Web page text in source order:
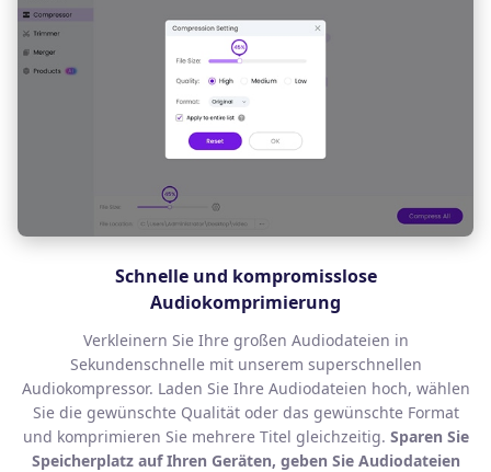
Schnelle und kompromisslose
Audiokomprimierung
Verkleinern Sie Ihre großen Audiodateien in
Sekundenschnelle mit unserem superschnellen
Audiokompressor. Laden Sie Ihre Audiodateien hoch, wählen
Sie die gewünschte Qualität oder das gewünschte Format
und komprimieren Sie mehrere Titel gleichzeitig. Sparen Sie
Speicherplatz auf Ihren Geräten, geben Sie Audiodateien